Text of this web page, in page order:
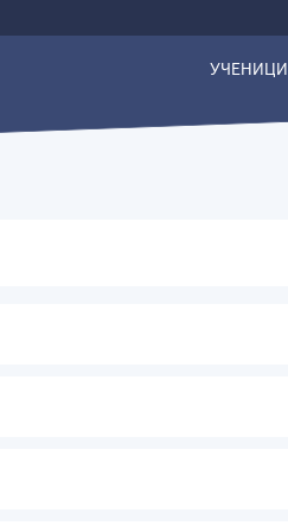
УЧЕНИЦИ